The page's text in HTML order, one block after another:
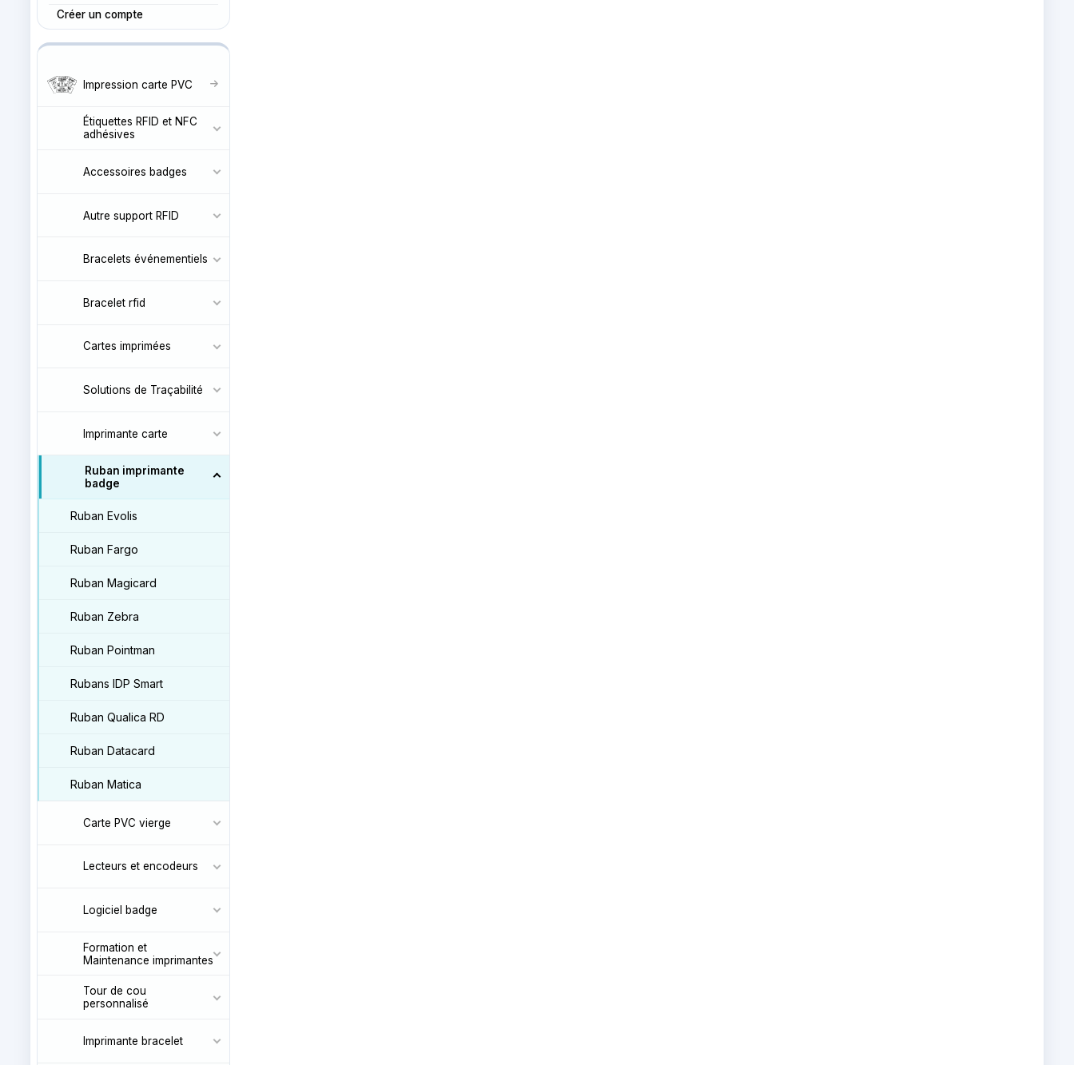
Créer un compte
Impression carte PVC
Étiquettes RFID et NFC
adhésives
Accessoires badges
Autre support RFID
Bracelets événementiels
Bracelet rfid
Cartes imprimées
Solutions de Traçabilité
Imprimante carte
Ruban imprimante
badge
Ruban Evolis
Ruban Fargo
Ruban Magicard
Ruban Zebra
Ruban Pointman
Rubans IDP Smart
Ruban Qualica RD
Ruban Datacard
Ruban Matica
Carte PVC vierge
Lecteurs et encodeurs
Logiciel badge
Formation et
Maintenance imprimantes
Tour de cou
personnalisé
Imprimante bracelet